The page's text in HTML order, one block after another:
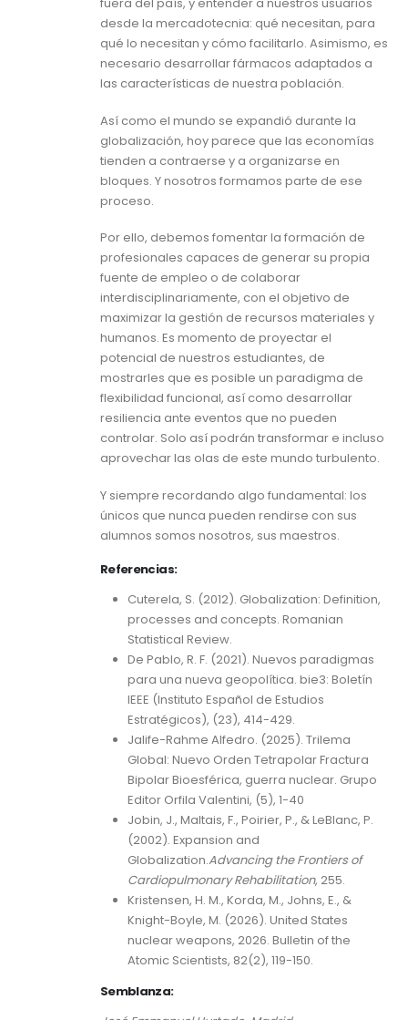
desde la mercadotecnia: qué necesitan, para
qué lo necesitan y cómo facilitarlo. Asimismo, es
necesario desarrollar fármacos adaptados a
las características de nuestra población.
Así como el mundo se expandió durante la
globalización, hoy parece que las economías
tienden a contraerse y a organizarse en
bloques. Y nosotros formamos parte de ese
proceso.
Por ello, debemos fomentar la formación de
profesionales capaces de generar su propia
fuente de empleo o de colaborar
interdisciplinariamente, con el objetivo de
maximizar la gestión de recursos materiales y
humanos. Es momento de proyectar el
potencial de nuestros estudiantes, de
mostrarles que es posible un paradigma de
flexibilidad funcional, así como desarrollar
resiliencia ante eventos que no pueden
controlar. Solo así podrán transformar e incluso
aprovechar las olas de este mundo turbulento.
Y siempre recordando algo fundamental: los
únicos que nunca pueden rendirse con sus
alumnos somos nosotros, sus maestros.
Referencias:
Cuterela, S. (2012). Globalization: Definition,
processes and concepts. Romanian
Statistical Review.
De Pablo, R. F. (2021). Nuevos paradigmas
para una nueva geopolítica. bie3: Boletín
IEEE (Instituto Español de Estudios
Estratégicos), (23), 414-429.
Jalife-Rahme Alfedro. (2025). Trilema
Global: Nuevo Orden Tetrapolar Fractura
Bipolar Bioesférica, guerra nuclear. Grupo
Editor Orfila Valentini, (5), 1-40
Jobin, J., Maltais, F., Poirier, P., & LeBlanc, P.
(2002). Expansion and
Globalization.Advancing the Frontiers of
Cardiopulmonary Rehabilitation, 255.
Kristensen, H. M., Korda, M., Johns, E., &
Knight-Boyle, M. (2026). United States
nuclear weapons, 2026. Bulletin of the
Atomic Scientists, 82(2), 119-150.
Semblanza: